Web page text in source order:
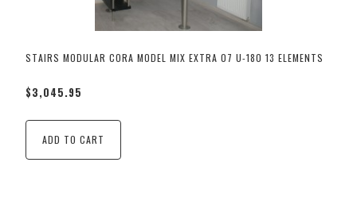
STAIRS MODULAR CORA MODEL MIX EXTRA 07 U-180 13 ELEMENTS
$3,045.95
ADD TO CART